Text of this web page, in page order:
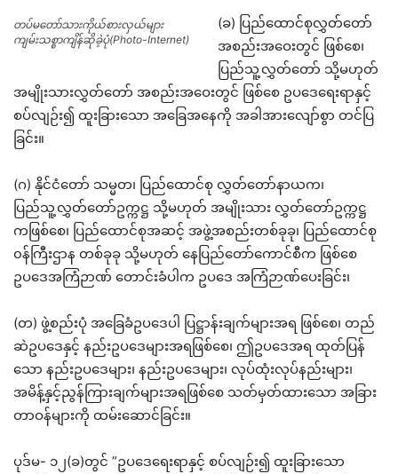
တပ်မတော်သားကိုယ်စားလှယ်များ
ကျမ်းသစ္စာကျိန်ဆိုခဲ့ပုံ(Photo-Internet)
(ခ) ပြည်ထောင်စုလွှတ်တော်
အစည်းအဝေးတွင် ဖြစ်စေ၊
ပြည်သူ့လွှတ်တော် သို့မဟုတ်
အမျိုးသားလွှတ်တော် အစည်းအဝေးတွင် ဖြစ်စေ ဥပဒေရေးရာနှင့်
စပ်လျဉ်း၍ ထူးခြားသော အခြေအနေကို အခါအားလျော်စွာ တင်ပြ
ခြင်း။
(ဂ) နိုင်ငံတော် သမ္မတ၊ ပြည်ထောင်စု လွှတ်တော်နာယက၊
ပြည်သူ့လွှတ်တော်ဥက္ကဋ္ဌ သို့မဟုတ် အမျိုးသား လွှတ်တော်ဥက္ကဋ္ဌ
ကဖြစ်စေ၊ ပြည်ထောင်စုအဆင့် အဖွဲ့အစည်းတစ်ခုခု၊ ပြည်ထောင်စု
၀န်ကြီးဌာန တစ်ခုခု သို့မဟုတ် နေပြည်တော်ကောင်စီက ဖြစ်စေ
ဥပဒေအကြံဉာဏ် တောင်းခံပါက ဥပဒေ အကြံဉာဏ်ပေးခြင်း၊
(တ) ဖွဲ့စည်းပုံ အခြေခံဥပဒေပါ ပြဋ္ဌာန်းချက်များအရ ဖြစ်စေ၊ တည်
ဆဲဥပဒေနှင့် နည်းဥပဒေများအရဖြစ်စေ၊ ဤဥပဒေအရ ထုတ်ပြန်
သော နည်းဥပဒေများ၊ နည်းဥပဒေများ၊ လုပ်ထုံးလုပ်နည်းများ၊
အမိန့်နှင့်ညွန်ကြားချက်များအရဖြစ်စေ သတ်မှတ်ထားသော အခြား
တာဝန်များကို ထမ်းဆောင်ခြင်း။
ပုဒ်မ- ၁၂(ခ)တွင် ”ဥပဒေရေးရာနှင့် စပ်လျဉ်း၍ ထူးခြားသော